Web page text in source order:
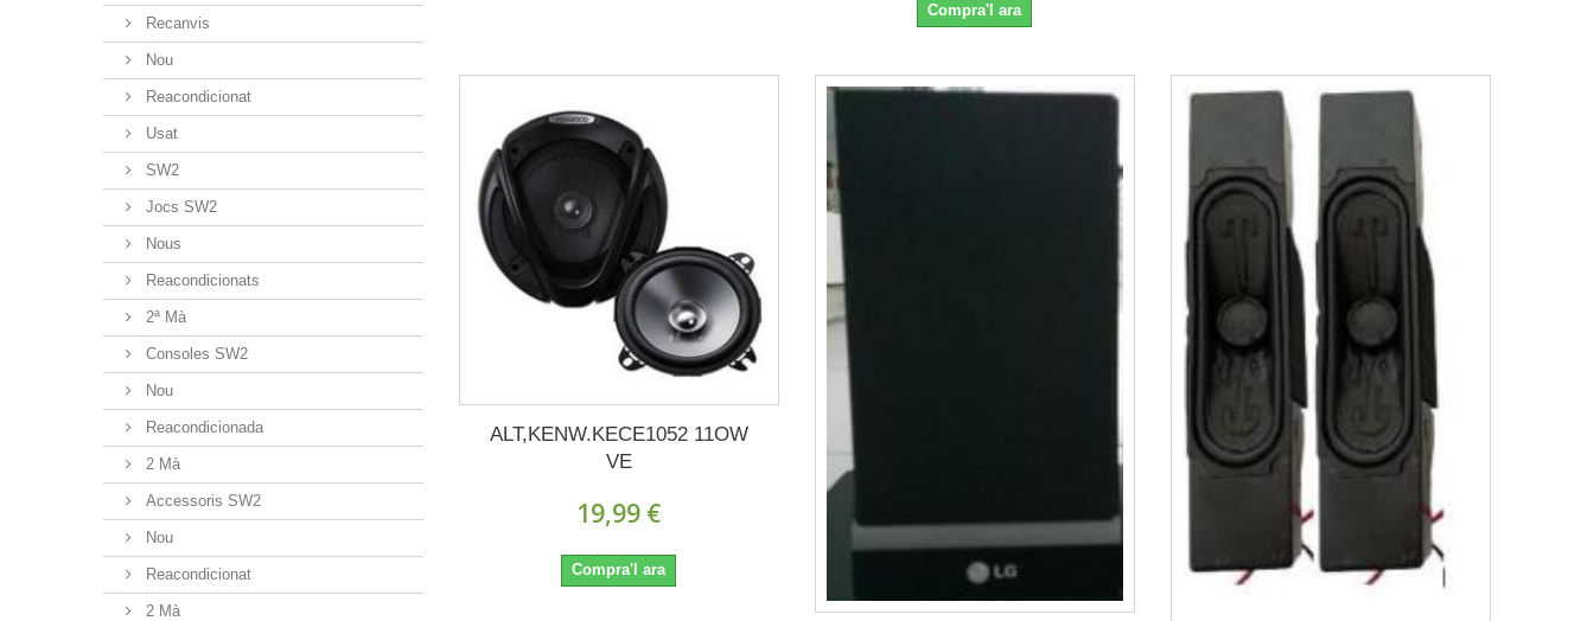
Recanvis
Nou
Reacondicionat
Usat
SW2
Jocs SW2
Nous
Reacondicionats
2ª Mà
Consoles SW2
Nou
Reacondicionada
2 Mà
Accessoris SW2
Nou
Reacondicionat
2 Mà
Compra'l ara
ALT,KENW.KECE1052 11OW
VE
19,99 €
Compra'l ara